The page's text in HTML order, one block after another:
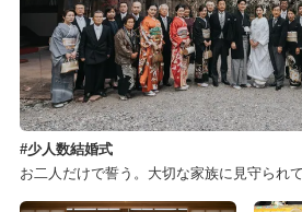
少人数結婚式
お二人だけで誓う。大切な家族に見守られ